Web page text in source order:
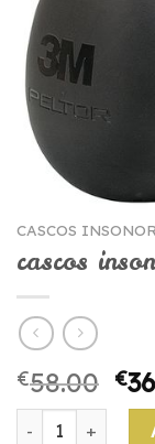
CASCOS
cascos
€58.00 €
cascos